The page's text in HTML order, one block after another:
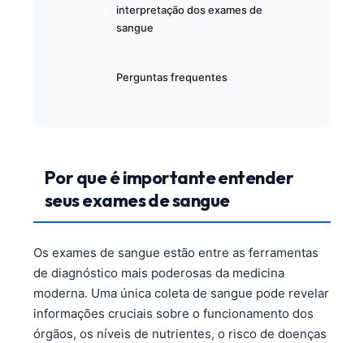
interpretação dos exames de
sangue
Perguntas frequentes
Por que é importante entender
seus exames de sangue
Os exames de sangue estão entre as ferramentas
de diagnóstico mais poderosas da medicina
moderna. Uma única coleta de sangue pode revelar
informações cruciais sobre o funcionamento dos
órgãos, os níveis de nutrientes, o risco de doenças